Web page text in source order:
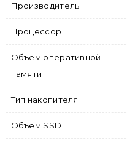
Производитель
Процессор
Объем оперативной
памяти
Тип накопителя
Объем SSD